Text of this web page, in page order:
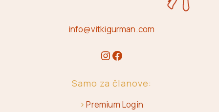
info@vitkigurman.com
Samo za članove:
>Premium Login